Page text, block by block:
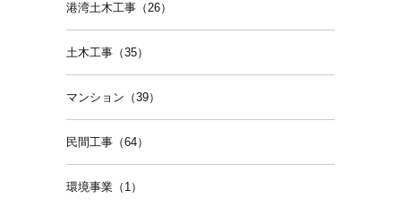
港湾土木工事（26）
土木工事（35）
マンション（39）
民間工事（64）
環境事業（1）